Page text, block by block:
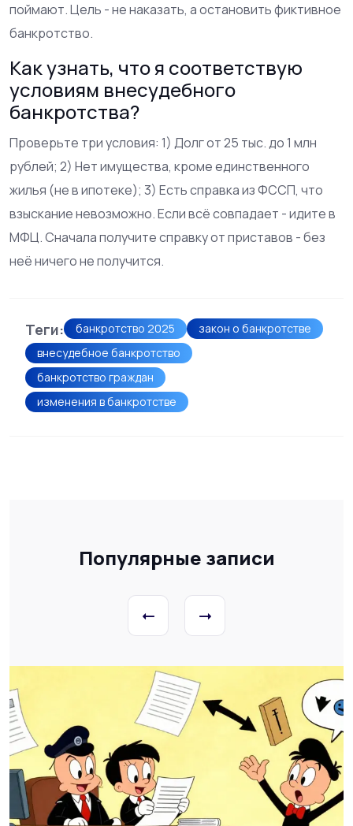
поймают. Цель - не наказать, а остановить фиктивное
банкротство.
Как узнать, что я соответствую
условиям внесудебного
банкротства?
Проверьте три условия: 1) Долг от 25 тыс. до 1 млн
рублей; 2) Нет имущества, кроме единственного
жилья (не в ипотеке); 3) Есть справка из ФССП, что
взыскание невозможно. Если всё совпадает - идите в
МФЦ. Сначала получите справку от приставов - без
неё ничего не получится.
Теги: банкротство 2025
закон о банкротстве
внесудебное банкротство
банкротство граждан
изменения в банкротстве
Популярные записи